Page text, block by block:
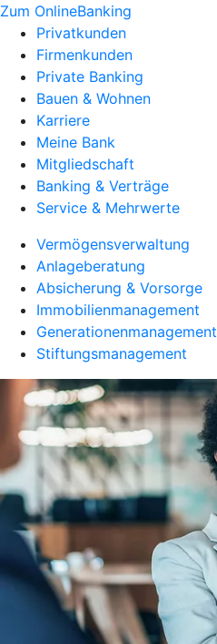
Zum OnlineBanking
Privatkunden
Firmenkunden
Private Banking
Bauen & Wohnen
Karriere
Meine Bank
Mitgliedschaft
Banking & Verträge
Service & Mehrwerte
Vermögensverwaltung
Anlageberatung
Absicherung & Vorsorge
Immobilienmanagement
Generationenmanagement
Stiftungsmanagement